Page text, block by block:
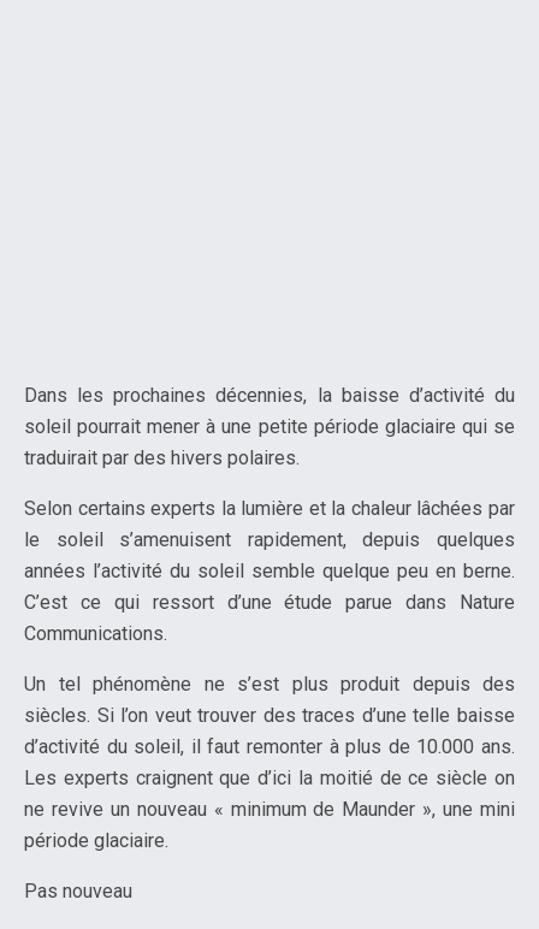
Dans les prochaines décennies, la baisse d’activité du
soleil pourrait mener à une petite période glaciaire qui se
traduirait par des hivers polaires.
Selon certains experts la lumière et la chaleur lâchées par
le soleil s’amenuisent rapidement, depuis quelques
années l’activité du soleil semble quelque peu en berne.
C’est ce qui ressort d’une étude parue dans Nature
Communications.
Un tel phénomène ne s’est plus produit depuis des
siècles. Si l’on veut trouver des traces d’une telle baisse
d’activité du soleil, il faut remonter à plus de 10.000 ans.
Les experts craignent que d’ici la moitié de ce siècle on
ne revive un nouveau « minimum de Maunder », une mini
période glaciaire.
Pas nouveau